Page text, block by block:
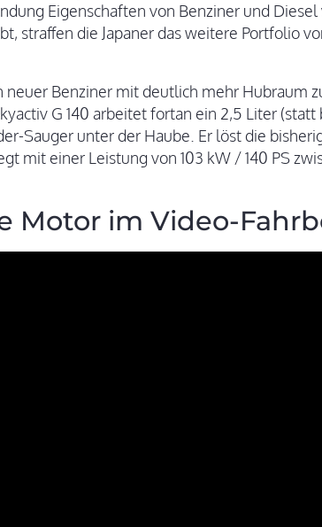
Eigenschaften von Benziner und Diesel
straffen die Japaner das weitere Portfolio
Benziner mit deutlich mehr Hubraum
G 140 arbeitet fortan ein 2,5 Liter (statt
Sauger unter der Haube. Er löst die
mit einer Leistung von 103 kW / 140 PS
Motor im Video-